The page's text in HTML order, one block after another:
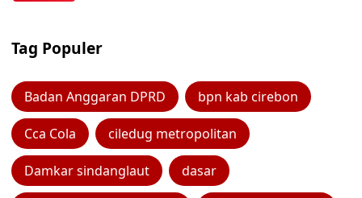
Tag Populer
Badan Anggaran DPRD bpn kab cirebon
Cca Cola ciledug metropolitan
Damkar sindanglaut dasar